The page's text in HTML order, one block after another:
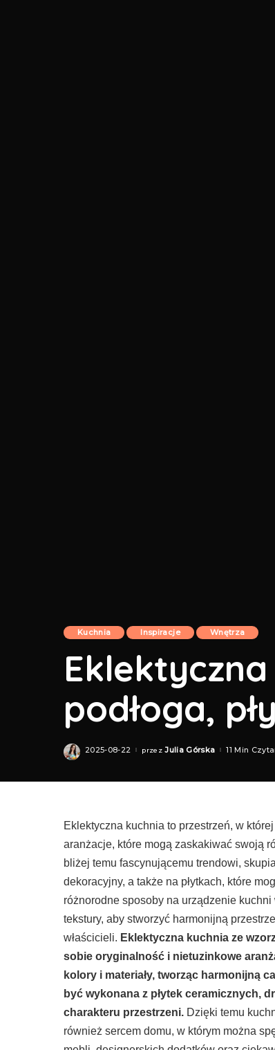
Kuchnia Inspiracje Wnętrza
podłoga,
2025-08-22Posted
przez Julia Górska 11 Min
Eklektyczna kuchnia to przestrzeń, w
aranżacje, które mogą zaskakiwać swoją
bliżej temu fascynującemu trendowi,
dekoracyjny, a także na płytkach, które
różnorodne sposoby na urządzenie
tekstury, aby stworzyć harmonijną
właścicieli. Eklektyczna kuchnia ze
sobie oryginalność i nietuzinkowe
kolory i materiały, tworząc harmonijną
być wykonana z płytek ceramicznych,
charakteru przestrzeni. Dzięki temu
również sercem domu, w którym można